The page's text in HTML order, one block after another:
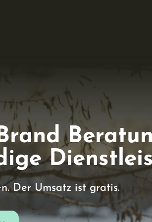
Der Umsatz ist gratis.